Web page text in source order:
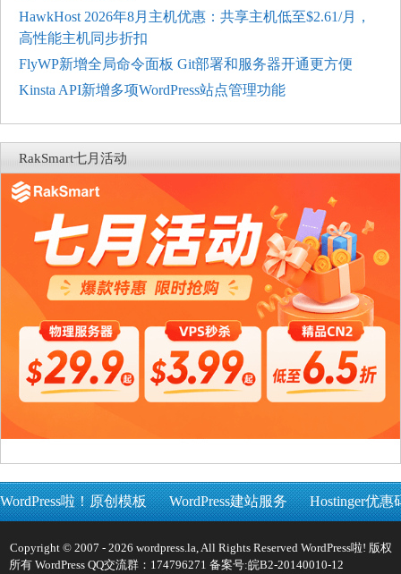
HawkHost 2026年8月主机优惠：共享主机低至$2.61/月，
高性能主机同步折扣
FlyWP新增全局命令面板 Git部署和服务器开通更方便
Kinsta API新增多项WordPress站点管理功能
RakSmart七月活动
WordPress啦！原创模板 WordPress建站服务 Hostinger优惠
Copyright © 2007 - 2026 wordpress.la, All Rights Reserved WordPress啦! 版权
所有 WordPress QQ交流群：174796271 备案号:皖B2-20140010-12